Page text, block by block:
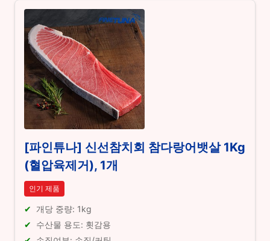
[파인튜나] 신선참치회 참다랑어뱃살 1Kg
(혈압육제거), 1개
인기 제품
개당 중량: 1kg
수산물 용도: 횟감용